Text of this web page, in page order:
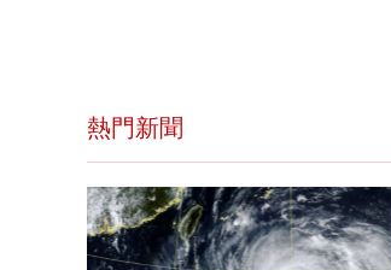
熱門新聞